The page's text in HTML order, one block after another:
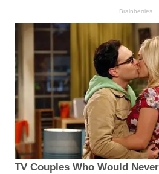
Brainberries
TV Couples Who Would